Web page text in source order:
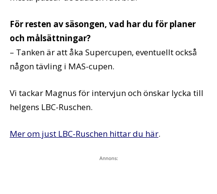
För resten av säsongen, vad har du för planer
och målsättningar?
– Tanken är att åka Supercupen, eventuellt också
någon tävling i MAS-cupen.
Vi tackar Magnus för intervjun och önskar lycka till
helgens LBC-Ruschen.
Mer om just LBC-Ruschen hittar du här.
Annons: